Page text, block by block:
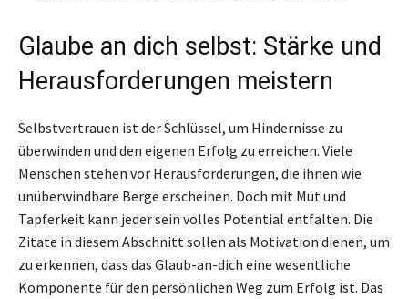
Glaube an dich selbst: Stärke und
Herausforderungen meistern
Selbstvertrauen ist der Schlüssel, um Hindernisse zu
überwinden und den eigenen Erfolg zu erreichen. Viele
Menschen stehen vor Herausforderungen, die ihnen wie
unüberwindbare Berge erscheinen. Doch mit Mut und
Tapferkeit kann jeder sein volles Potential entfalten. Die
Zitate in diesem Abschnitt sollen als Motivation dienen, um
zu erkennen, dass das Glaub-an-dich eine wesentliche
Komponente für den persönlichen Weg zum Erfolg ist. Das